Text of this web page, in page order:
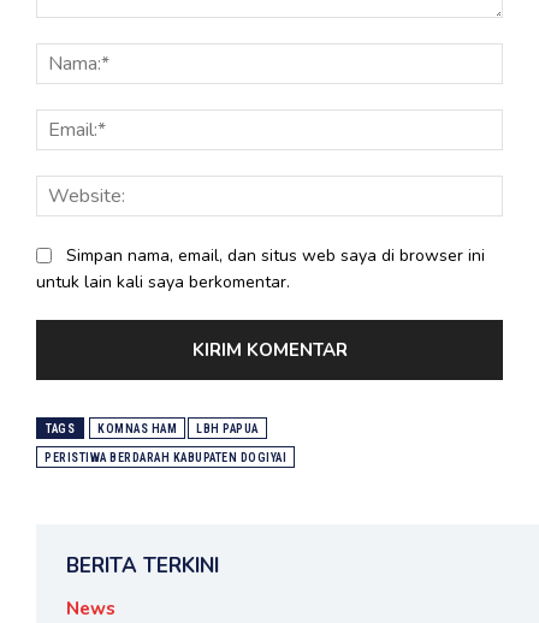
Simpan nama, email, dan situs web saya di browser ini
untuk lain kali saya berkomentar.
TAGS KOMNAS HAM LBH PAPUA
PERISTIWA BERDARAH KABUPATEN DOGIYAI
BERITA TERKINI
News